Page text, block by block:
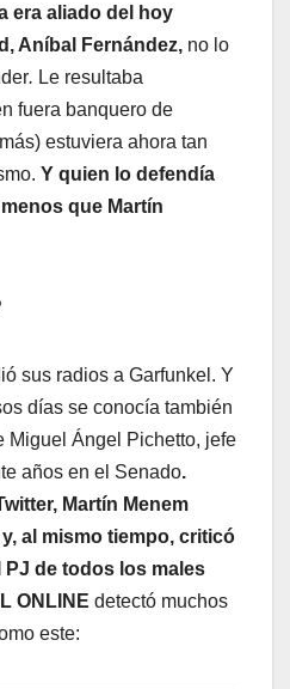
era aliado del hoy
Aníbal Fernández, no lo
. Le resultaba
fuera banquero de
estuviera ahora tan
Y quien lo defendía
que Martín
sus radios a Garfunkel. Y
días se conocía también
Miguel Ángel Pichetto, jefe
años en el Senado.
Martín Menem
al mismo tiempo, criticó
de todos los males
ONLINE detectó muchos
este: